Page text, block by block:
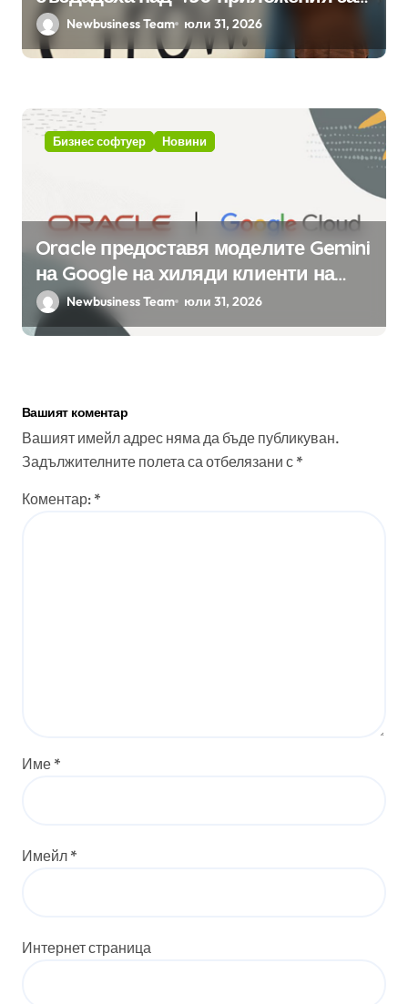
ERP системата с помощта на
вградения в нея изкуствен
Newbusiness Team юли 31, 2026
Бизнес софтуер Новини
Oracle предоставя моделите Gemini
на Google на хиляди клиенти на
бизнес приложения
Newbusiness Team юли 31, 2026
Вашият коментар
Вашият имейл адрес няма да бъде публикуван.
Задължителните полета са отбелязани с *
Коментар: *
Име *
Имейл *
Интернет страница